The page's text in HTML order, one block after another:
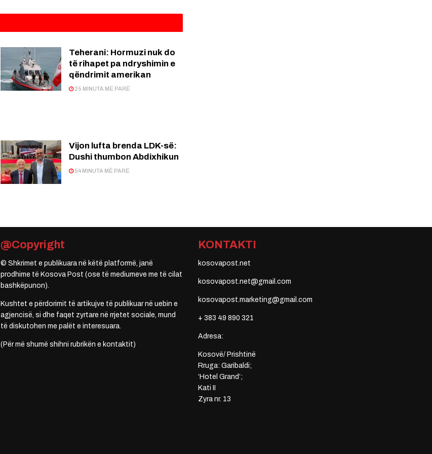
Teherani: Hormuzi nuk do
të rihapet pa ndryshimin e
qëndrimit amerikan
25 MINUTA MË PARË
Vijon lufta brenda LDK-së:
Dushi thumbon Abdixhikun
54 MINUTA MË PARË
@Copyright
© Shkrimet e publikuara në këtë platformë, janë
prodhime të Kosova Post (ose të mediumeve me të cilat
bashkëpunon).
Kushtet e përdorimit të artikujve të publikuar në uebin e
agjencisë, si dhe faqet zyrtare në rrjetet sociale, mund
të diskutohen me palët e interesuara.
(Për më shumë shihni rubrikën e kontaktit)
KONTAKTI
kosovapost.net
kosovapost.net@gmail.com
kosovapost.marketing@gmail.com
+ 383 49 890 321
Adresa:
Kosovë/ Prishtinë
Rruga: Garibaldi;
‘Hotel Grand’;
Kati II
Zyra nr. 13